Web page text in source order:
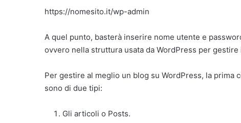
https://nomesito.it/wp-admin
A quel punto, basterà inserire nome utente e
ovvero nella struttura usata da WordPress per gestire
Per gestire al meglio un blog su WordPress, la prima
sono di due tipi:
Gli articoli o Posts.